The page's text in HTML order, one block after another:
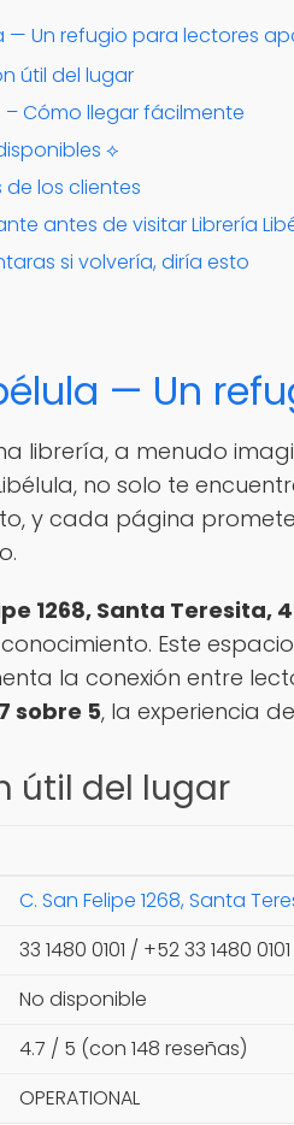
— Un refugio para lectores
útil del lugar
– Cómo llegar fácilmente
⟡
de los clientes
antes de visitar Librería
si volvería, diría esto
— Un
librería, a menudo
no solo te
y cada página
1268, Santa
Este
la conexión entre
sobre 5, la experiencia
útil del lugar
C. San Felipe 1268, Santa
33 1480 0101 / +52 33 1480 0101
No disponible
4.7 / 5 (con 148 reseñas)
OPERATIONAL